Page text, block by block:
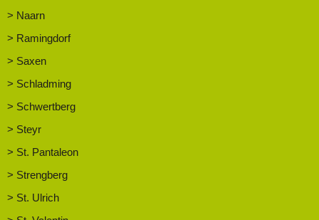
> Naarn
> Ramingdorf
> Saxen
> Schladming
> Schwertberg
> Steyr
> St. Pantaleon
> Strengberg
> St. Ulrich